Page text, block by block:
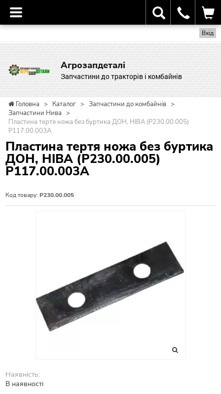
Вхід
Агрозапдеталі
Запчастини до тракторів і комбайнів
Головна > Каталог > Запчастини до комбайнів >
Запчастини Нива >
Пластина тертя ножа без буртика ДОН, НІВА (Р230.00.005)
Р117.00.003А
Пластина тертя ножа без буртика
ДОН, НІВА (Р230.00.005)
Р117.00.003А
Код товару: Р230.00.005
Наявність:
В наявності